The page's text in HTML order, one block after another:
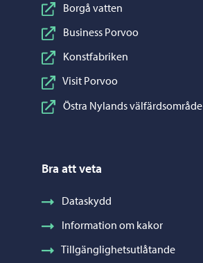
Borgå vatten
Business Porvoo
Konstfabriken
Visit Porvoo
Östra Nylands välfärdsområde
Bra att veta
Dataskydd
Information om kakor
Tillgänglighetsutlåtande